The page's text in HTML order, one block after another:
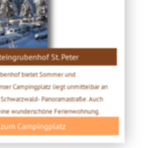
St. Peter
bietet Sommer und
Campingplatz liegt unmittelbar an
Panoramastraße. Auch
wunderschöne Ferienwohnung.
zum Campingplatz